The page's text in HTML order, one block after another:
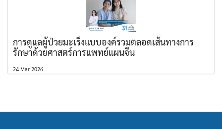
การดูแลผู้ป่วยมะเร็งแบบองค์รวมตลอดเส้นทางการ
รักษาด้วยศาสตร์การแพทย์แผนจีน
24 Mar 2026